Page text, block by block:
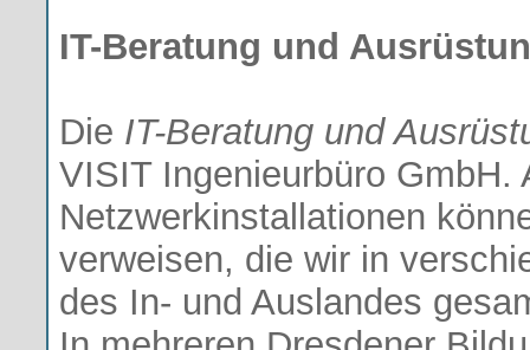
IT-Beratung und
Die IT-Beratung und
VISIT Ingenieurbüro GmbH.
Netzwerkinstallationen
verweisen, die wir in
des In- und Auslandes